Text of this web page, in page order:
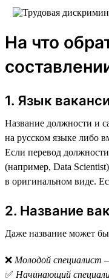
На что
1. Язык
Название должности и
на русском языке либо
Если перевод
(например, Data
в оригинальном виде.
2. Название
Даже название может
❌ Молодой специалист
✅ Начинающий